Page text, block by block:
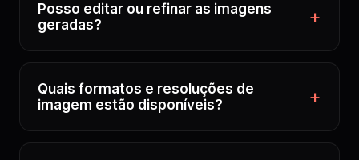
Posso editar ou refinar as imagens
geradas?
Quais formatos e resoluções de
imagem estão disponíveis?